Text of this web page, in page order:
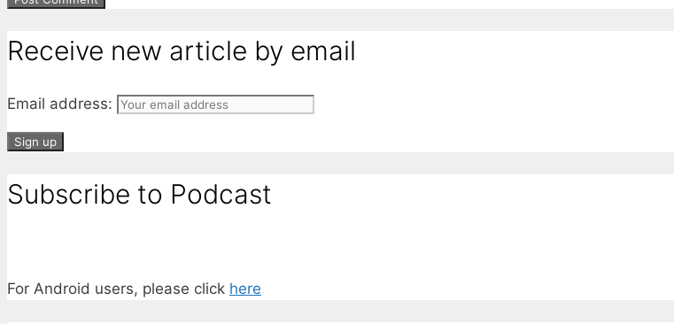
Receive new article by email
Email address:
Subscribe to Podcast
For Android users, please click here